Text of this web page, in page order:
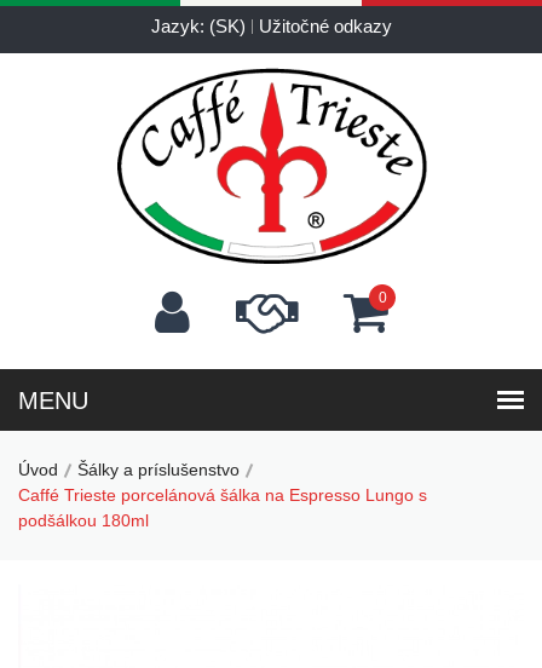
Jazyk: (SK) Užitočné odkazy
0
Úvod
Šálky a príslušenstvo
Caffé Trieste porcelánová šálka na Espresso Lungo s
podšálkou 180ml